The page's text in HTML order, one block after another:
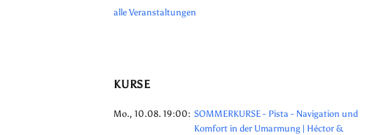
alle Veranstaltungen
KURSE
Mo., 10.08. 19:00: SOMMERKURSE - Pista - Navigation und
Komfort in der Umarmung | Héctor &